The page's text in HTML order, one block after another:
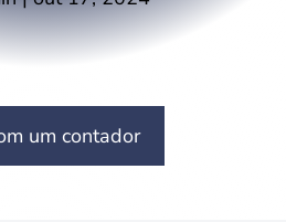
um contador